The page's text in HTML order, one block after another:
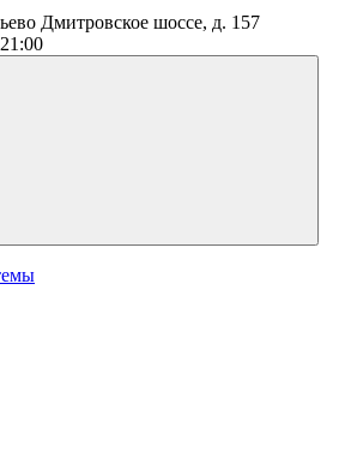
Дмитровское шоссе, д. 157